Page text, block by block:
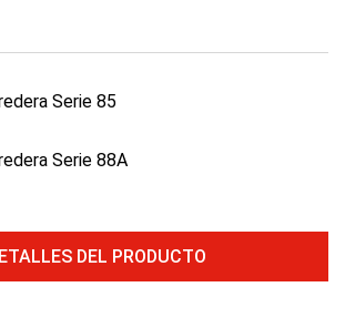
Serie 85
Serie 88A
DEL PRODUCTO